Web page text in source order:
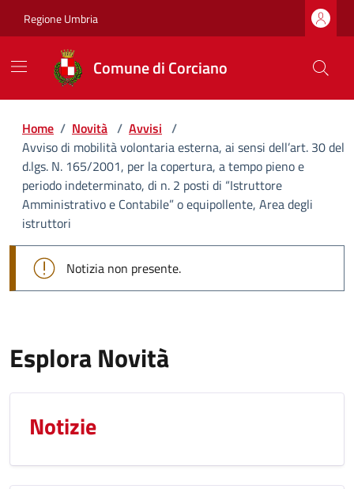
Regione Umbria
Comune di Corciano
Home / Novità / Avvisi /
Avviso di mobilità volontaria esterna, ai sensi dell’art. 30 del
d.lgs. N. 165/2001, per la copertura, a tempo pieno e
periodo indeterminato, di n. 2 posti di “Istruttore
Amministrativo e Contabile” o equipollente, Area degli
istruttori
Notizia non presente.
Esplora Novità
Notizie